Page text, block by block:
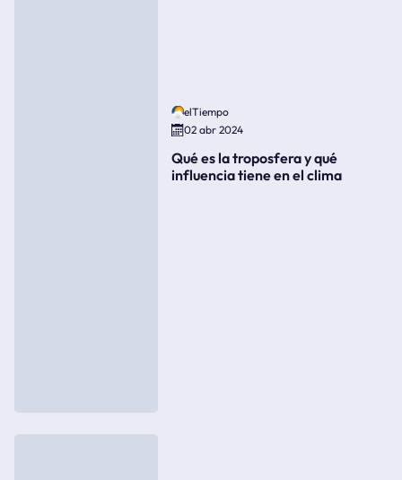
elTiempo
02 abr 2024
Qué es la troposfera y qué
influencia tiene en el clima